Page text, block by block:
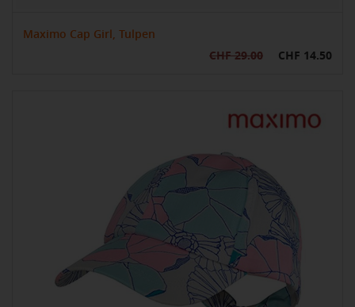
Maximo Cap Girl, Tulpen
CHF 29.00
CHF 14.50